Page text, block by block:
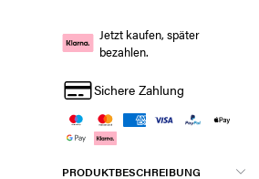
Jetzt kaufen, später
bezahlen.
Sichere Zahlung
PRODUKTBESCHREIBUNG